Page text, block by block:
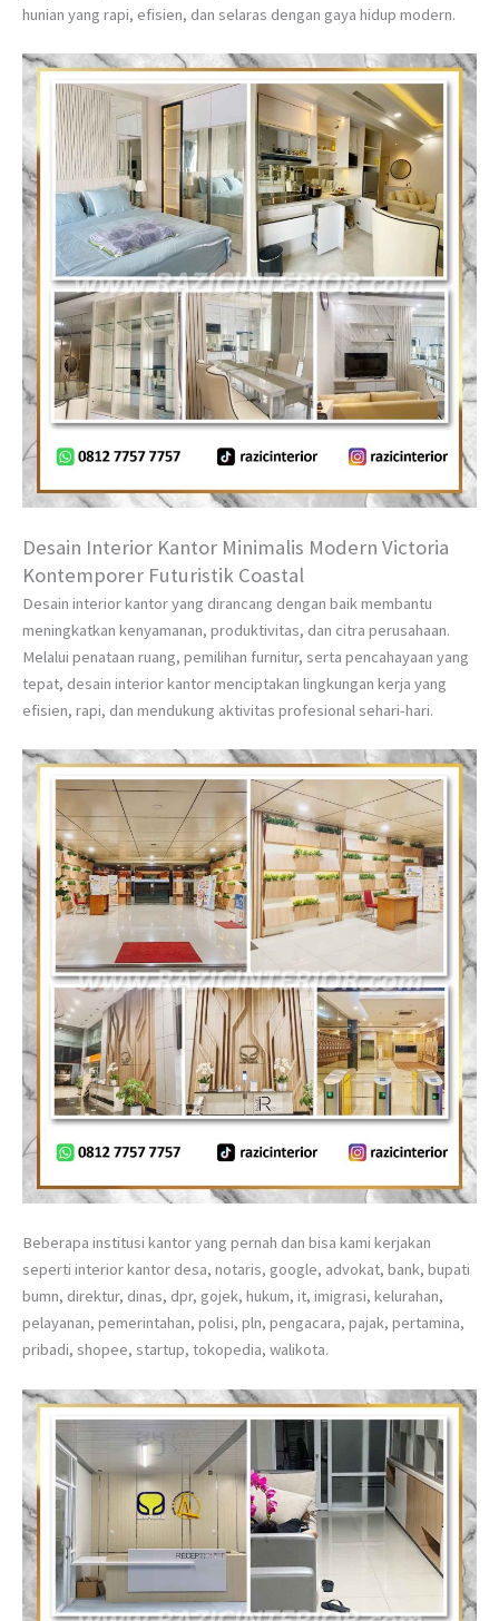
hunian yang rapi, efisien, dan selaras dengan gaya hidup modern.
Desain Interior Kantor Minimalis Modern Victoria
Kontemporer Futuristik Coastal
Desain interior kantor yang dirancang dengan baik membantu
meningkatkan kenyamanan, produktivitas, dan citra perusahaan.
Melalui penataan ruang, pemilihan furnitur, serta pencahayaan yang
tepat, desain interior kantor menciptakan lingkungan kerja yang
efisien, rapi, dan mendukung aktivitas profesional sehari-hari.
Beberapa institusi kantor yang pernah dan bisa kami kerjakan
seperti interior kantor desa, notaris, google, advokat, bank, bupati
bumn, direktur, dinas, dpr, gojek, hukum, it, imigrasi, kelurahan,
pelayanan, pemerintahan, polisi, pln, pengacara, pajak, pertamina,
pribadi, shopee, startup, tokopedia, walikota.